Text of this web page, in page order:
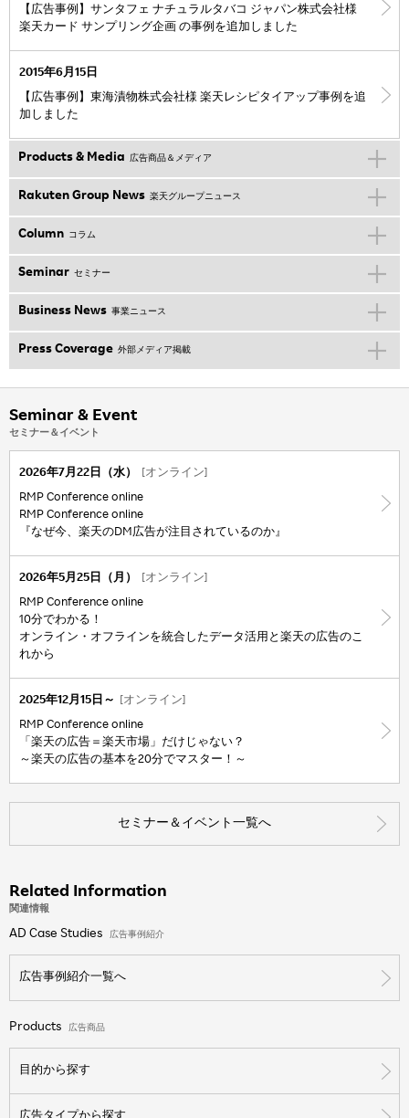
【広告事例】サンタフェ ナチュラルタバコ ジャパン株式会社様
楽天カード サンプリング企画 の事例を追加しました
2015年6月15日
【広告事例】東海漬物株式会社様 楽天レシピタイアップ事例を追
加しました
Products & Media 広告商品＆メディア
Rakuten Group News 楽天グループニュース
Column コラム
Seminar セミナー
Business News 事業ニュース
Press Coverage 外部メディア掲載
Seminar & Event
セミナー＆イベント
2026年7月22日（水） [オンライン]
RMP Conference online
RMP Conference online
『なぜ今、楽天のDM広告が注目されているのか』
2026年5月25日（月） [オンライン]
RMP Conference online
10分でわかる！
オンライン・オフラインを統合したデータ活用と楽天の広告のこ
れから
2025年12月15日～ [オンライン]
RMP Conference online
「楽天の広告＝楽天市場」だけじゃない？
～楽天の広告の基本を20分でマスター！～
セミナー＆イベント一覧へ
Related Information
関連情報
AD Case Studies 広告事例紹介
広告事例紹介一覧へ
Products 広告商品
目的から探す